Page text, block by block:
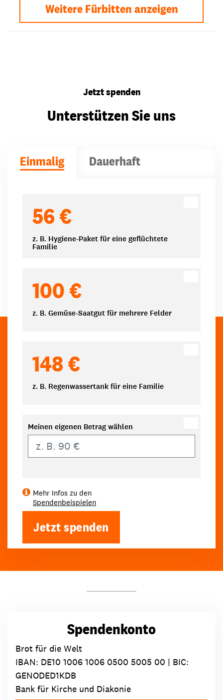
Weitere Fürbitten anzeigen
Jetzt spenden
Unterstützen Sie uns
Einmalig Dauerhaft
56 €
z. B. Hygiene-Paket für eine geflüchtete
Familie
100 €
z. B. Gemüse-Saatgut für mehrere Felder
148 €
z. B. Regenwassertank für eine Familie
Meinen eigenen Betrag wählen
Mehr Infos zu den
Spendenbeispielen
Jetzt spenden
Spendenkonto
Brot für die Welt
IBAN: DE10 1006 1006 0500 5005 00 | BIC:
GENODED1KDB
Bank für Kirche und Diakonie